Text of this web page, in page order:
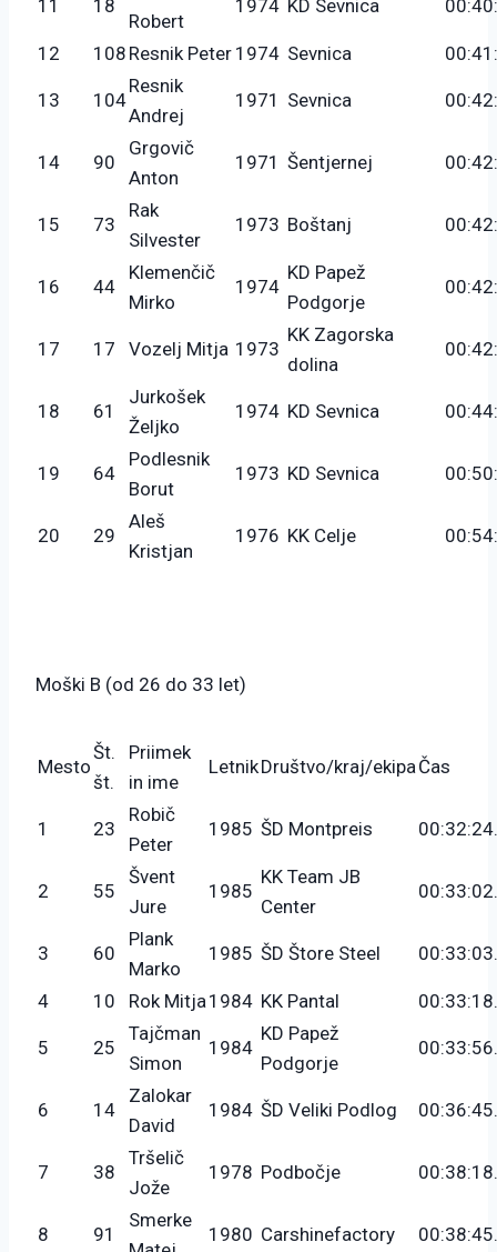
11 18
Robert
1974 KD Sevnica
12 108 Resnik Peter 1974 Sevnica
13 104
Resnik
Andrej
1971 Sevnica
14 90
Grgovič
Anton
1971 Šentjernej
15 73
Rak
Silvester
1973 Boštanj
16 44
Klemenčič
Mirko
1974
KD Papež
Podgorje
17 17 Vozelj Mitja 1973
KK Zagorska
dolina
18 61
Jurkošek
Željko
1974 KD Sevnica
19 64
Podlesnik
Borut
1973 KD Sevnica
20 29
Aleš
Kristjan
1976 KK Celje
Moški B (od 26 do 33 let)
Mesto
Št.
št.
Priimek
in ime
LetnikDruštvo/kraj/ekipa Čas
1 23
Robič
Peter
1985 ŠD Montpreis
2 55
Švent
Jure
1985
KK Team JB
Center
3 60
Plank
Marko
1985 ŠD Štore Steel
4 10 Rok Mitja 1984 KK Pantal
5 25
Tajčman
Simon
1984
KD Papež
Podgorje
6 14
Zalokar
David
1984 ŠD Veliki Podlog
7 38
Tršelič
Jože
1978 Podbočje
8 91
Smerke
1980 Carshinefactory